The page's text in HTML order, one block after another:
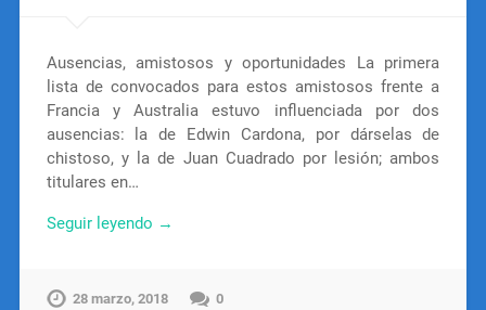
Ausencias, amistosos y oportunidades La primera
lista de convocados para estos amistosos frente a
Francia y Australia estuvo influenciada por dos
ausencias: la de Edwin Cardona, por dárselas de
chistoso, y la de Juan Cuadrado por lesión; ambos
titulares en…
Seguir leyendo →
28 marzo, 2018 0